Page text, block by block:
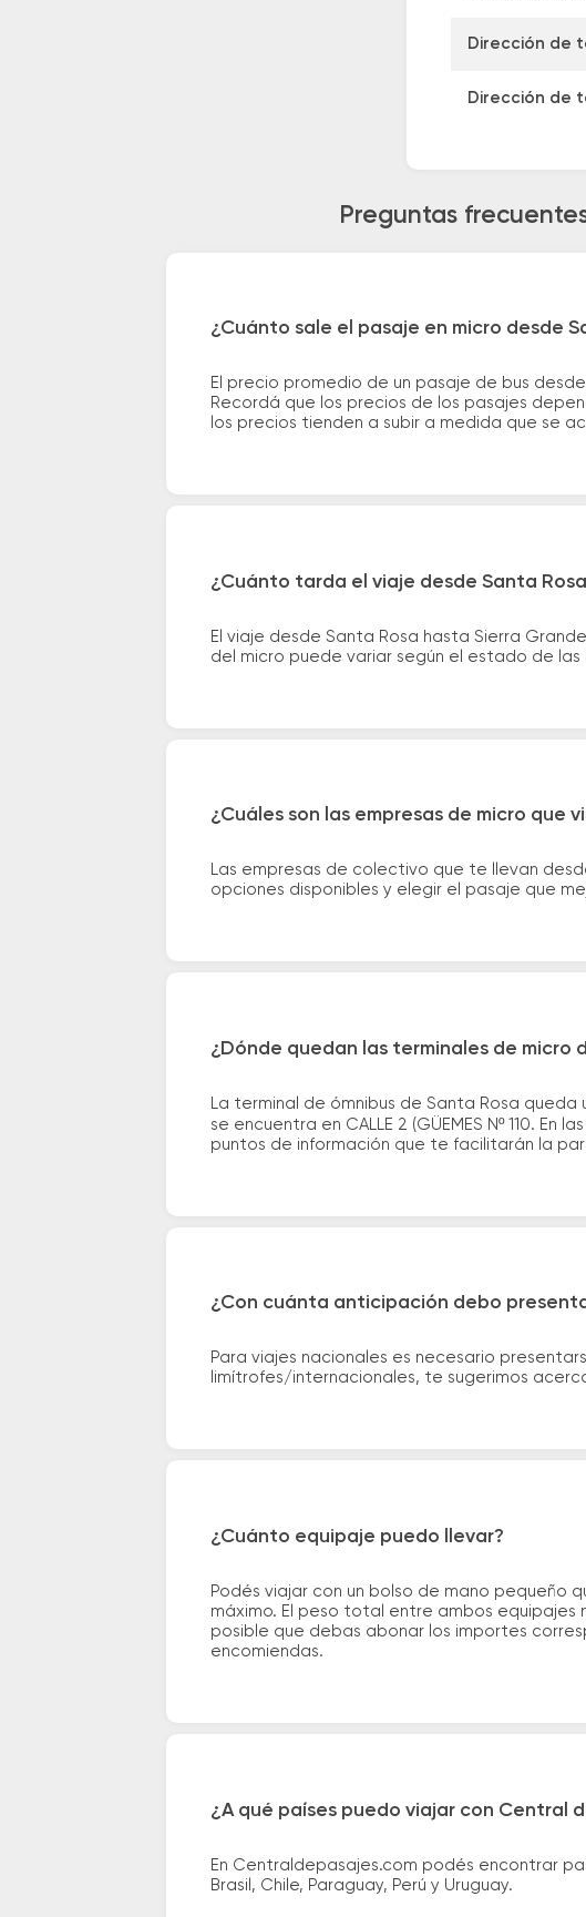
Dirección de
Dirección de
Preguntas
¿Cuánto sale el pasaje en micro desde
El precio promedio de un pasaje de bus
Recordá que los precios de los pasajes
los precios tienden a subir a medida que se
¿Cuánto tarda el viaje desde Santa
El viaje desde Santa Rosa hasta Sierra
del micro puede variar según el estado de
¿Cuáles son las empresas de micro que
Las empresas de colectivo que te llevan
opciones disponibles y elegir el pasaje que
¿Dónde quedan las terminales de micro
La terminal de ómnibus de Santa Rosa
se encuentra en CALLE 2 (GÜEMES Nº 110.
puntos de información que te facilitarán la
¿Con cuánta anticipación debo
Para viajes nacionales es necesario
limítrofes/internacionales, te sugerimos
¿Cuánto equipaje puedo llevar?
Podés viajar con un bolso de mano pequeño
máximo. El peso total entre ambos equipajes
posible que debas abonar los importes
encomiendas.
¿A qué países puedo viajar con Central
En Centraldepasajes.com podés encontrar
Brasil, Chile, Paraguay, Perú y Uruguay.